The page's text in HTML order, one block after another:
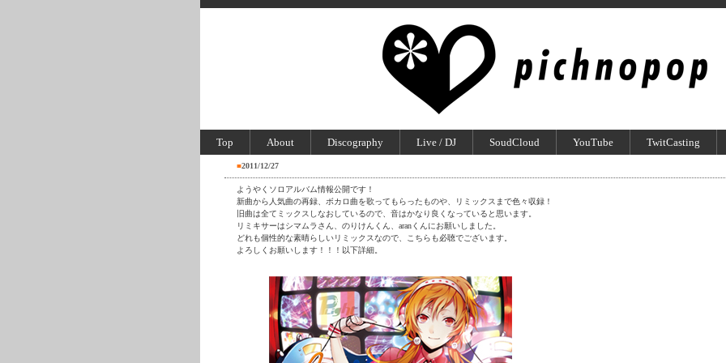
Top About Discography Live / DJ SoudCloud YouTube TwitCasting
■2011/12/27
ようやくソロアルバム情報公開です！
新曲から人気曲の再録、ボカロ曲を歌ってもらったものや、リミックスまで色々収録！
旧曲は全てミックスしなおしているので、音はかなり良くなっていると思います。
リミキサーはシマムラさん、のりけんくん、aranくんにお願いしました。
どれも個性的な素晴らしいリミックスなので、こちらも必聴でございます。
よろしくお願いします！！！以下詳細。